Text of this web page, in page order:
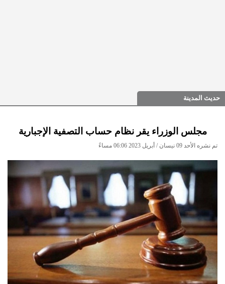
حديث المدينة
مجلس الوزراء يقر نظام حساب التصفية الإجبارية
تم نشره الأحد 09 نيسان / أبريل 2023 06:06 مساءً